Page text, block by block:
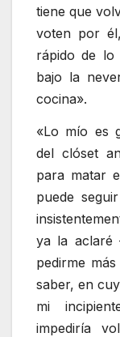
tiene que
voten por
rápido de lo
bajo la
cocina».
«Lo mío es
del clóset
para matar
puede
ya la aclaré
pedirme
saber, en
mi
impediría